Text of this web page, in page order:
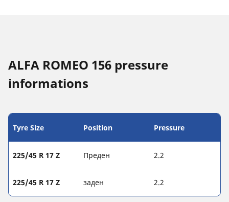
ALFA ROMEO 156 pressure
informations
Tyre Size Position Pressure
225/45 R 17 Z Преден 2.2
225/45 R 17 Z заден 2.2